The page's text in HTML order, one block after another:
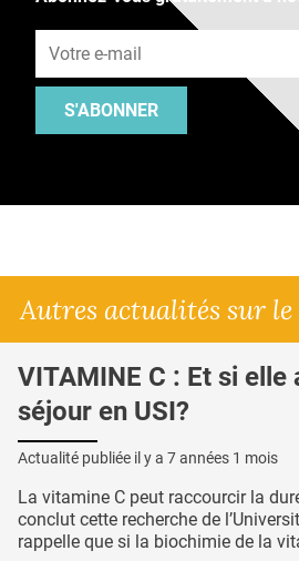
S'ABONNER
Autres actualités sur le
VITAMINE C : Et si elle
séjour en USI?
Actualité publiée il y a 7 années 1 mois
La vitamine C peut raccourcir la
conclut cette recherche de
rappelle que si la biochimie de la